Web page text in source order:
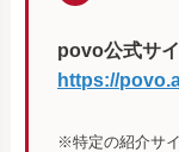
povo公式サ
https://
※特定の紹介サ